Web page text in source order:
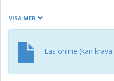
on Pd(111). The activation
C2H4 to C2H5 over Pd-38
extended surfaces as
VISA MER
Läs online (kan